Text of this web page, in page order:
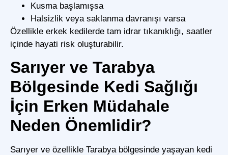
Kusma başlamışsa
Halsizlik veya saklanma davranışı varsa
Özellikle erkek kedilerde tam idrar tıkanıklığı, saatler
içinde hayati risk oluşturabilir.
Sarıyer ve Tarabya
Bölgesinde Kedi Sağlığı
İçin Erken Müdahale
Neden Önemlidir?
Sarıyer ve özellikle Tarabya bölgesinde yaşayan kedi